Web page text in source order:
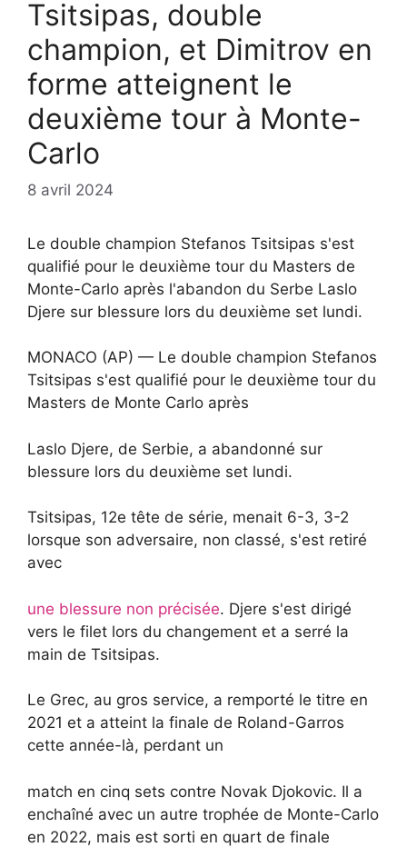
Tsitsipas, double
champion, et Dimitrov en
forme atteignent le
deuxième tour à Monte-
Carlo
8 avril 2024
Le double champion Stefanos Tsitsipas s'est
qualifié pour le deuxième tour du Masters de
Monte-Carlo après l'abandon du Serbe Laslo
Djere sur blessure lors du deuxième set lundi.
MONACO (AP) — Le double champion Stefanos
Tsitsipas s'est qualifié pour le deuxième tour du
Masters de Monte Carlo après
Laslo Djere, de Serbie, a abandonné sur
blessure lors du deuxième set lundi.
Tsitsipas, 12e tête de série, menait 6-3, 3-2
lorsque son adversaire, non classé, s'est retiré
avec
une blessure non précisée. Djere s'est dirigé
vers le filet lors du changement et a serré la
main de Tsitsipas.
Le Grec, au gros service, a remporté le titre en
2021 et a atteint la finale de Roland-Garros
cette année-là, perdant un
match en cinq sets contre Novak Djokovic. Il a
enchaîné avec un autre trophée de Monte-Carlo
en 2022, mais est sorti en quart de finale